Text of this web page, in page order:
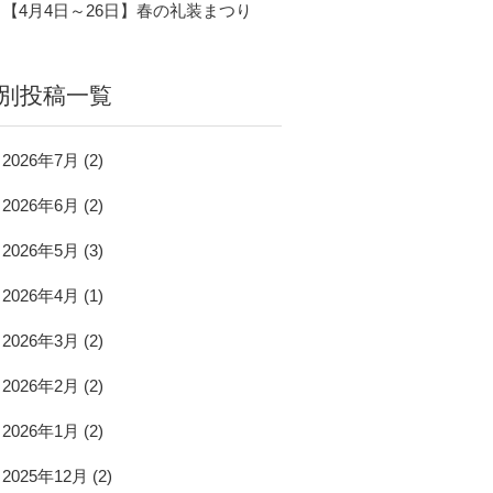
【4月4日～26日】春の礼装まつり
投稿一覧
2026年7月 (2)
2026年6月 (2)
2026年5月 (3)
2026年4月 (1)
2026年3月 (2)
2026年2月 (2)
2026年1月 (2)
2025年12月 (2)